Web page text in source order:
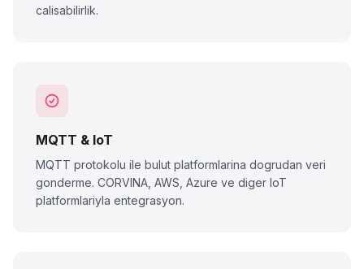
calisabilirlik.
MQTT & IoT
MQTT protokolu ile bulut platformlarina dogrudan veri
gonderme. CORVINA, AWS, Azure ve diger IoT
platformlariyla entegrasyon.